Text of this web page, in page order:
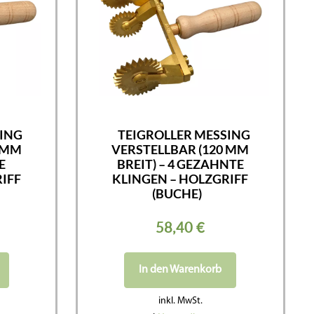
TEIGROLLER MESSING
VERSTELLBAR (120 MM
BREIT) – 4 GEZAHNTE
KLINGEN – HOLZGRIFF
(BUCHE)
58,40€
In den Warenkorb
inkl. MwSt.